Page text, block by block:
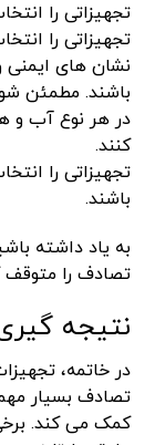
تجهیزاتی را
تجهیزاتی را
نشان های ایمنی
باشند. مطمئن
در هر نوع آب و
کنند.
تجهیزاتی را
باشند.
به یاد داشته
تصادف را متوقف
نتیجه
در خاتمه،
تصادف بسیار
کمک می کند.